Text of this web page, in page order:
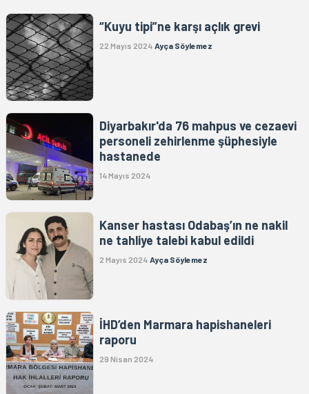
“Kuyu tipi”ne karşı açlık grevi
22 Mayıs 2024 Ayça Söylemez
Diyarbakır'da 76 mahpus ve cezaevi
personeli zehirlenme şüphesiyle
hastanede
14 Mayıs 2024
Kanser hastası Odabaş’ın ne nakil
ne tahliye talebi kabul edildi
2 Mayıs 2024 Ayça Söylemez
İHD’den Marmara hapishaneleri
raporu
29 Nisan 2024